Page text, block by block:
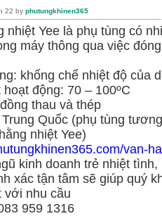
22 by phutungkhinen365
nhiệt Yee là phụ tùng có
máy thông qua việc
khống chế nhiệt độ của
hoạt động: 70 – 100ºC
thau và thép
Quốc (phụ tùng
nhiệt Yee)
van-
kinh doanh trẻ nhiệt
xác tận tâm sẽ giúp quý
với nhu cầu
959 1316